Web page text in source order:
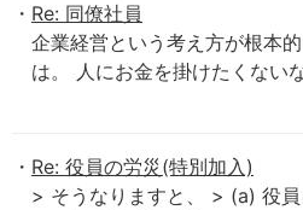
Re: 同僚社員
企業経営という考え方が根本
は。 人にお金を掛けたくない
Re: 役員の労災(特別加入)
> そうなりますと、 > (a) 役